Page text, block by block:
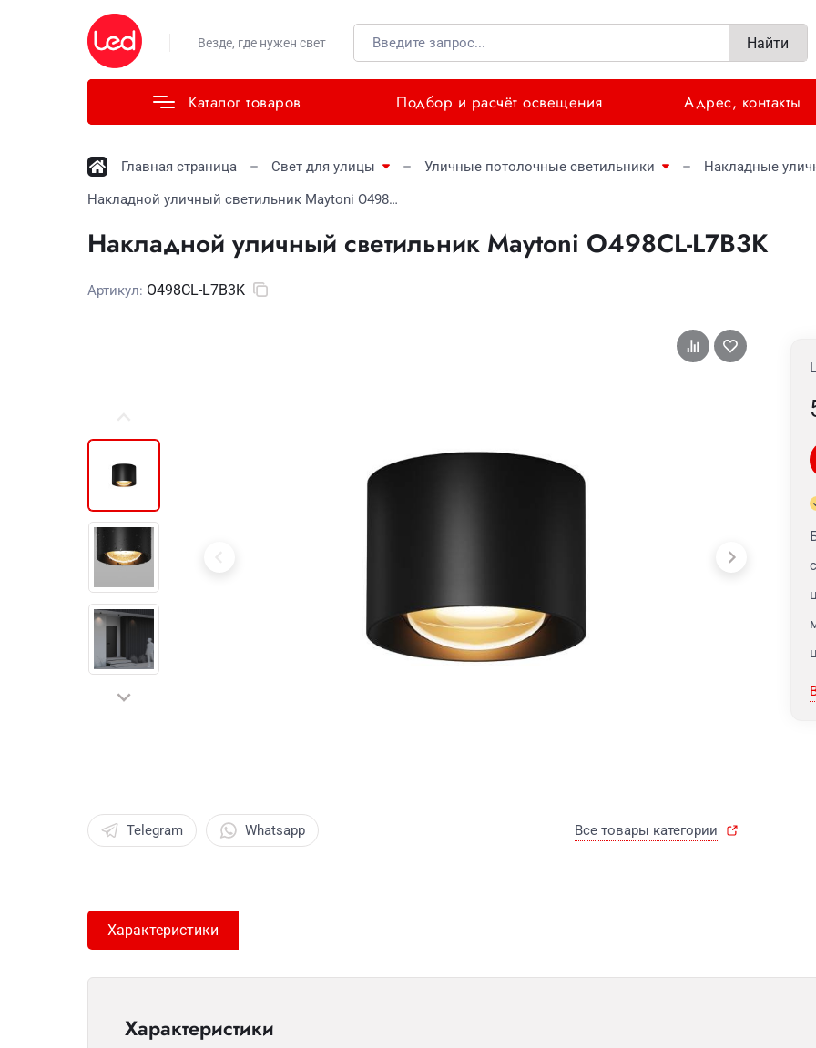
Везде, где нужен свет Найти
Каталог товаров Подбор и расчёт освещения Адрес, контакты
Главная страница Свет для улицы Уличные потолочные светильники
Накладные
Накладной уличный светильник Maytoni O498CL-L7B3K
Накладной уличный светильник Maytoni O498CL-L7B3K
Артикул: O498CL-L7B3K
Telegram Whatsapp Все товары категории
Характеристики
Характеристики